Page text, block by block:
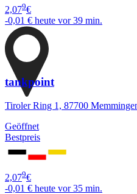
2,079€
-0,01 € heute vor 39 min.
tankpoint
Tiroler Ring 1, 87700
Geöffnet
Bestpreis
2,079€
-0,01 € heute vor 35 min.